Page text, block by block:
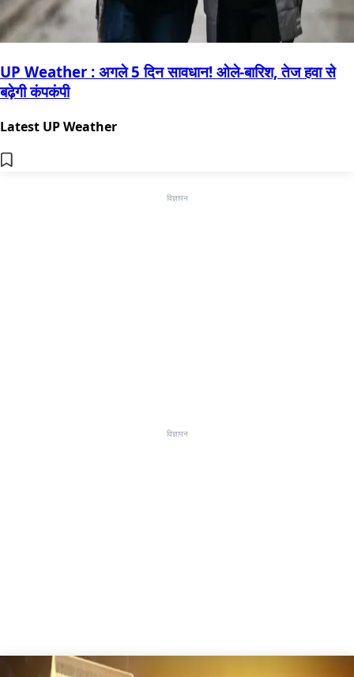
UP Weather : अगले 5 दिन सावधान! ओले-बारिश, तेज हवा से
बढ़ेगी कंपकंपी
Latest UP Weather
विज्ञापन
विज्ञापन